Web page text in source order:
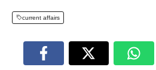
current affairs